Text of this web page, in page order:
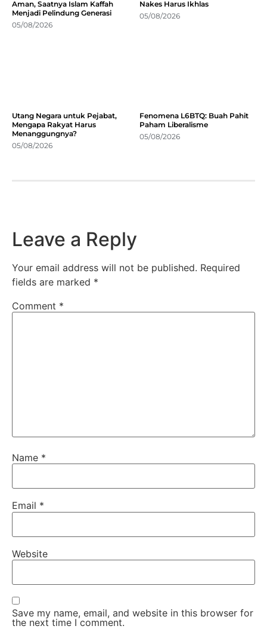
Aman, Saatnya Islam Kaffah
Menjadi Pelindung Generasi
05/08/2026
Nakes Harus Ikhlas
05/08/2026
Utang Negara untuk Pejabat,
Mengapa Rakyat Harus
Menanggungnya?
05/08/2026
Fenomena L6BTQ: Buah Pahit
Paham Liberalisme
05/08/2026
Leave a Reply
Your email address will not be published. Required
fields are marked *
Comment *
Name *
Email *
Website
Save my name, email, and website in this browser for
the next time I comment.